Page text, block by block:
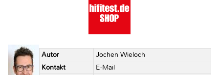
Autor
Jochen Wieloch
Kontakt
E-Mail